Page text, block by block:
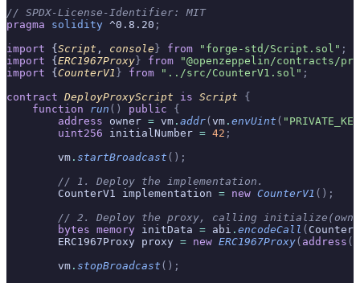
// SPDX-License-Identifier: MIT
pragma solidity ^0.8.20 ;
import { Script , console } from "forge-std/Script.sol" ;
import { ERC1967Proxy } from "@openzeppelin/contracts/
import { CounterV1 } from "../src/CounterV1.sol" ;
contract DeployProxyScript is Script {
    function
run () public {
        address
owner = vm . addr( vm . envUint (
        uint256
initialNumber = 42 ;
        vm
. startBroadcast ();
        // 1. Deploy the implementation.
        CounterV1 implementation
= new CounterV1 ();
// 2. Deploy the proxy, calling
        bytes
memory initData = abi . encodeCall (
        ERC1967Proxy proxy
= new ERC1967Proxy( address (
        vm
. stopBroadcast ();